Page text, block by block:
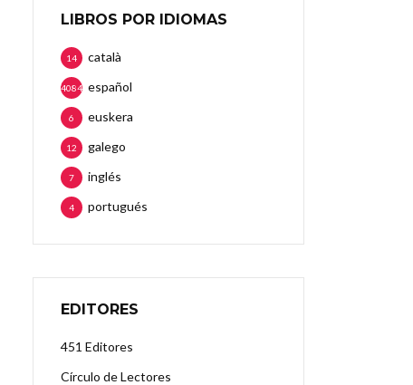
LIBROS POR IDIOMAS
català
14
español
4084
euskera
6
galego
12
inglés
7
portugués
4
EDITORES
451 Editores
Círculo de Lectores